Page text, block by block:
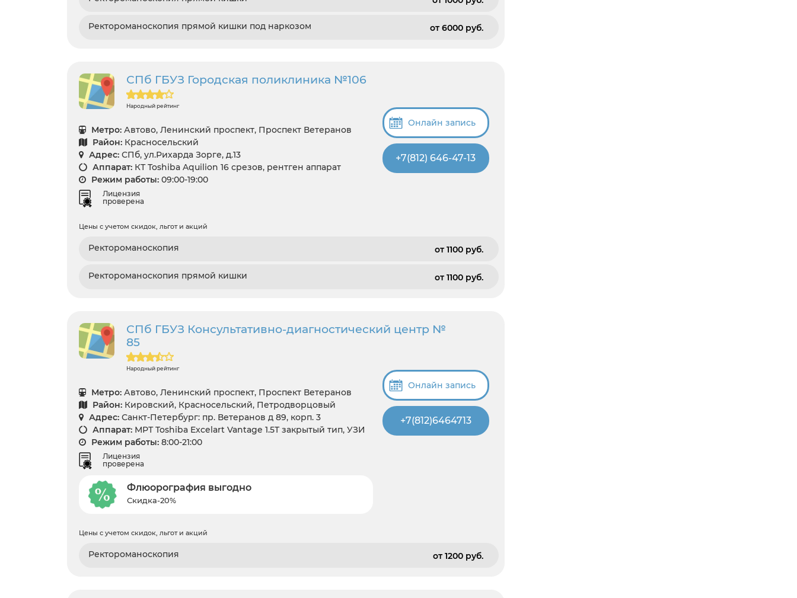
Ректороманоскопия прямой кишки под наркозом от 6000 pуб.
СПб ГБУЗ Городская поликлиника №106
Народный рейтинг
Метро: Автово, Ленинский проспект, Проспект Ветеранов
Район: Красносельский
Адрес: СПб, ул.Рихарда Зорге, д.13
Аппарат: КТ Toshiba Aquilion 16 срезов, рентген аппарат
Режим работы: 09:00-19:00
Лицензия
проверена
Онлайн запись
+7(812) 646-47-13
Цены с учетом скидок, льгот и акций
Ректороманоскопия от 1100 pуб.
Ректороманоскопия прямой кишки от 1100 pуб.
СПб ГБУЗ Консультативно-диагностический центр №
85
Народный рейтинг
Метро: Автово, Ленинский проспект, Проспект Ветеранов
Район: Кировский, Красносельский, Петродворцовый
Адрес: Санкт-Петербург: пр. Ветеранов д 89, корп. 3
Аппарат: МРТ Toshiba Excelart Vantage 1.5T закрытый тип, УЗИ
Режим работы: 8:00-21:00
Лицензия
проверена
Флюорография выгодно
Скидка-20%
Онлайн запись
+7(812)6464713
Цены с учетом скидок, льгот и акций
Ректороманоскопия от 1200 pуб.